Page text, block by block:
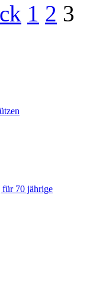
1 2 3
für 70 jährige